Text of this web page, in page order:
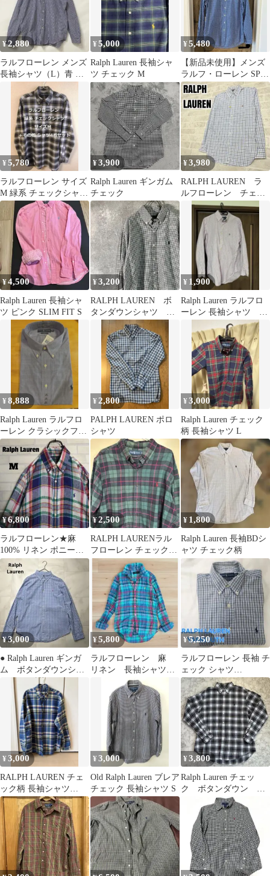
¥2,880
ラルフローレン メンズ
長袖シャツ（L）青 ギ
ンガムチェック ボタン
ダウン 綿
¥5,000
Ralph Lauren 長袖シャ
ツ チェック M
¥5,480
【新品未使用】メンズ
ラルフ・ローレン SPサ
イズ
¥5,780
ラルフローレン サイズ
M 緑系 チェックシャツ
＋その他 シャツ4枚セ
ット
¥3,900
Ralph Lauren ギンガム
チェック
¥3,980
RALPH LAUREN ラ
ルフローレン チェッ
クシャツ XSサイズ
¥4,500
Ralph Lauren 長袖シャ
ツ ピンク SLIM FIT S
¥3,200
RALPH LAUREN ボ
タンダウンシャツ 長
袖 ブラック ホワイ
ト チェック
¥ 1,900
Ralph Lauren ラルフロ
ーレン 長袖シャツ チ
ェック柄 ボタンダウ
¥8,888
Ralph Lauren ラルフロ
ーレン クラシックフィ
ット18 36/37
¥2,800
PALPH LAUREN ポロ
シャツ
¥3,000
Ralph Lauren チェック
柄 長袖シャツ L
¥6,800
ラルフローレン★麻
100% リネン ポニー刺
繍 マドラスチェック シ
ャツ M
¥2,500
RALPH LAURENラル
フローレン チェックシ
ャツ 緑
¥ 1,800
Ralph Lauren 長袖BDシ
ャツ チェック柄
¥3,000
● Ralph Lauren ギンガ
ム ボタンダウンシャ
ツ 長袖 L
¥5,800
ラルフローレン 麻
リネン 長袖シャツ
マドラスチェック ポ
ニー刺繍 メンズXS
¥5,250
ラルフローレン 長袖 チ
ェック シャツ
YARMOUTH ボタンダ
ウン
¥3,000
RALPH LAUREN チェ
ック柄 長袖シャツ
XXL
¥3,000
Old Ralph Lauren ブレア
チェック 長袖シャツ S
¥3,800
Ralph Lauren チェッ
ク ボタンダウン シ